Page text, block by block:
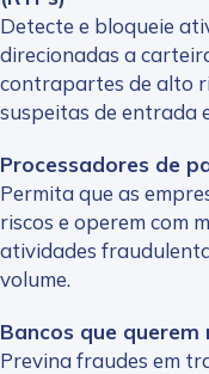
Detecte e bloqueie
direcionadas a
contrapartes de alto
suspeitas de entrada
Processadores de
Permita que as
riscos e operem com
atividades
volume.
Bancos que
Previna fraudes em